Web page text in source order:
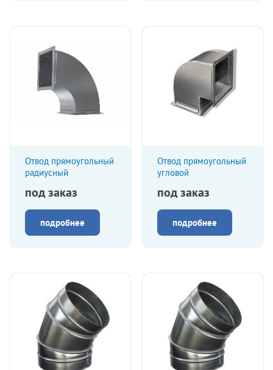
Отвод прямоугольный
радиусный
под заказ
подробнее
Отвод прямоугольный
угловой
под заказ
подробнее